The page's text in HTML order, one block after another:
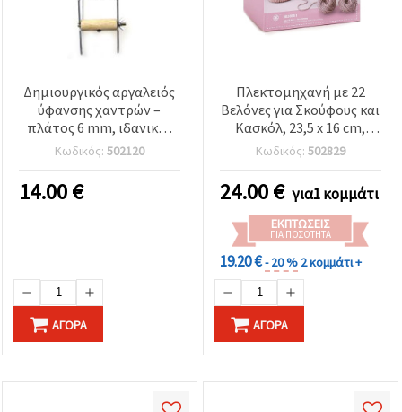
Δημιουργικός αργαλειός
ύφανσης χαντρών –
πλάτος 6 mm, ιδανικός
για DIY κοσμήματα &
διακοσμητικές
χειροτεχνίες
Κωδικός: 502120
14.00€
ΑΓΟΡΆ
Πλεκτομηχανή με 22
Βελόνες για Σκούφους και
Κασκόλ, 23,5 x 16 cm,
Περιλαμβάνει 1
Βελονάκι, 1 Βελόνα και 2
Κουβάρια Νήματος (25 g
το καθένα), Χειροκίνητη
Κωδικός: 502829
24.00€ για1 κομμάτι
ΕΚΠΤΏΣΕΙΣ
ΓΙΑ ΠΟΣΌΤΗΤΑ
19.20 €- 20 % 2 κομμάτι +
ΑΓΟΡΆ